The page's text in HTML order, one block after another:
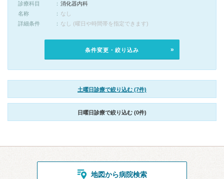
診療科目
消化器内科
名称
なし
詳細条件
なし (曜日や時間帯を指定できます)
条件変更・絞り込み
土曜日診療で絞り込む (7件)
日曜日診療で絞り込む (0件)
地図から病院検索